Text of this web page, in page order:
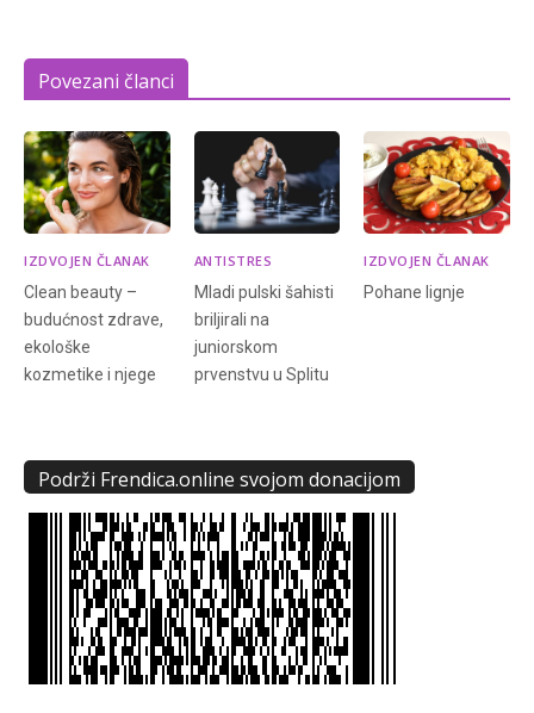
Povezani članci
IZDVOJEN ČLANAK
Clean beauty –
budućnost zdrave,
ekološke
kozmetike i njege
ANTISTRES
Mladi pulski šahisti
briljirali na
juniorskom
prvenstvu u Splitu
IZDVOJEN ČLANAK
Pohane lignje
Podrži Frendica.online svojom donacijom